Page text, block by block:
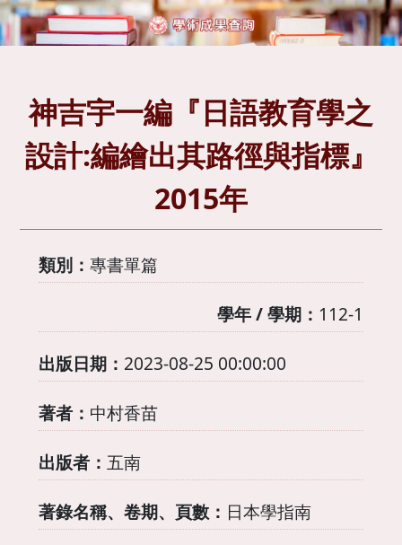
神吉宇一編『日語教育學之
設計:編繪出其路徑與指標』
2015年
類別： 專書單篇
學年 / 學期： 112-1
出版日期： 2023-08-25 00:00:00
著者： 中村香苗
出版者： 五南
著錄名稱、卷期、頁數： 日本學指南